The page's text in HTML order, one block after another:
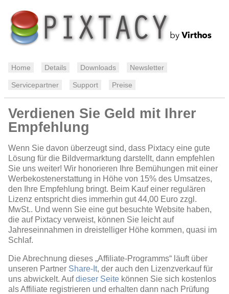
Home Details Downloads Newsletter
Servicepartner Support Preise
Verdienen Sie Geld mit Ihrer
Empfehlung
Wenn Sie davon überzeugt sind, dass Pixtacy eine gute
Lösung für die Bildvermarktung darstellt, dann empfehlen
Sie uns weiter! Wir honorieren Ihre Bemühungen mit einer
Werbekostenerstattung in Höhe von 15% des Umsatzes,
den Ihre Empfehlung bringt. Beim Kauf einer regulären
Lizenz entspricht dies immerhin gut 44,00 Euro zzgl.
MwSt.. Und wenn Sie eine gut besuchte Website haben,
die auf Pixtacy verweist, können Sie leicht auf
Jahreseinnahmen in dreistelliger Höhe kommen, quasi im
Schlaf.
Die Abrechnung dieses „Affiliate-Programms“ läuft über
unseren Partner Share-It, der auch den Lizenzverkauf für
uns abwickelt. Aufdieser Seite können Sie sich kostenlos
als Affiliate registrieren und erhalten dann nach Prüfung